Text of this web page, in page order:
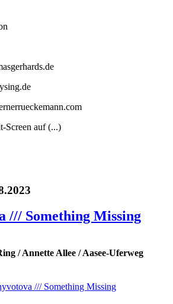
Screen auf (...)
/// Something Missing
/ Annette Allee / Aasee-Uferweg